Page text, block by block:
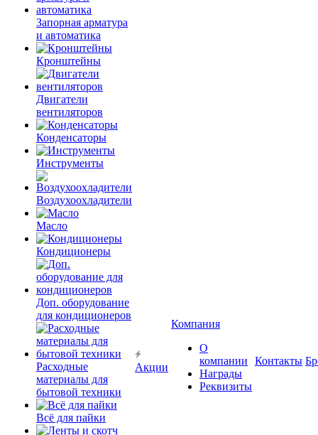
Запорная арматура
и автоматика
Кронштейны
Двигатели
вентиляторов
Конденсаторы
Инструменты
Воздухоохладители
Масло
Кондиционеры
Доп. оборудование
для кондиционеров
Расходные
материалы для
бытовой техники
Всё для пайки
Акции
Компания
О
компании
Награды
Реквизиты
Контакты